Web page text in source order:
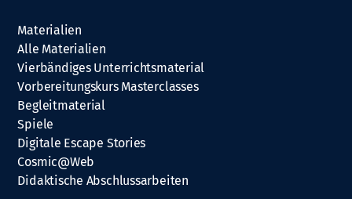
Materialien
Alle Materialien
Vierbändiges Unterrichtsmaterial
Vorbereitungskurs Masterclasses
Begleitmaterial
Spiele
Digitale Escape Stories
Cosmic@Web
Didaktische Abschlussarbeiten